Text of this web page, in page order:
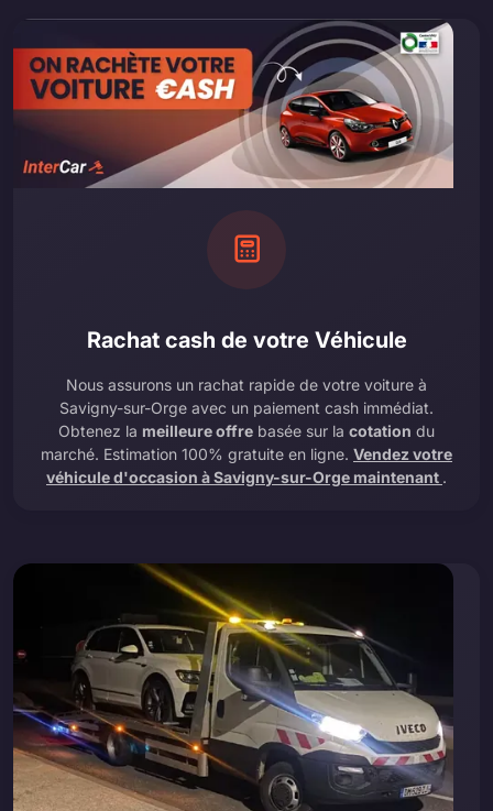
Rachat cash de votre Véhicule
Nous assurons un rachat rapide de votre voiture à
Savigny-sur-Orge avec un paiement cash immédiat.
Obtenez la meilleure offre basée sur la cotation du
marché. Estimation 100% gratuite en ligne. Vendez votre
véhicule d'occasion à Savigny-sur-Orge maintenant .